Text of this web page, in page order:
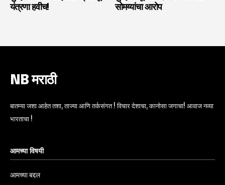
यंत्रणा हवीच!
सोमय्यांचा आरोप
NB मराठी
बातम्या जशा आहेत तशा, ताज्या आणि तर्कसंगत ! विचार देशाचा, कानोसा जगाचा! आवाज नव्या
भारताचा !
आमच्या विषयी
आमच्या बद्दल